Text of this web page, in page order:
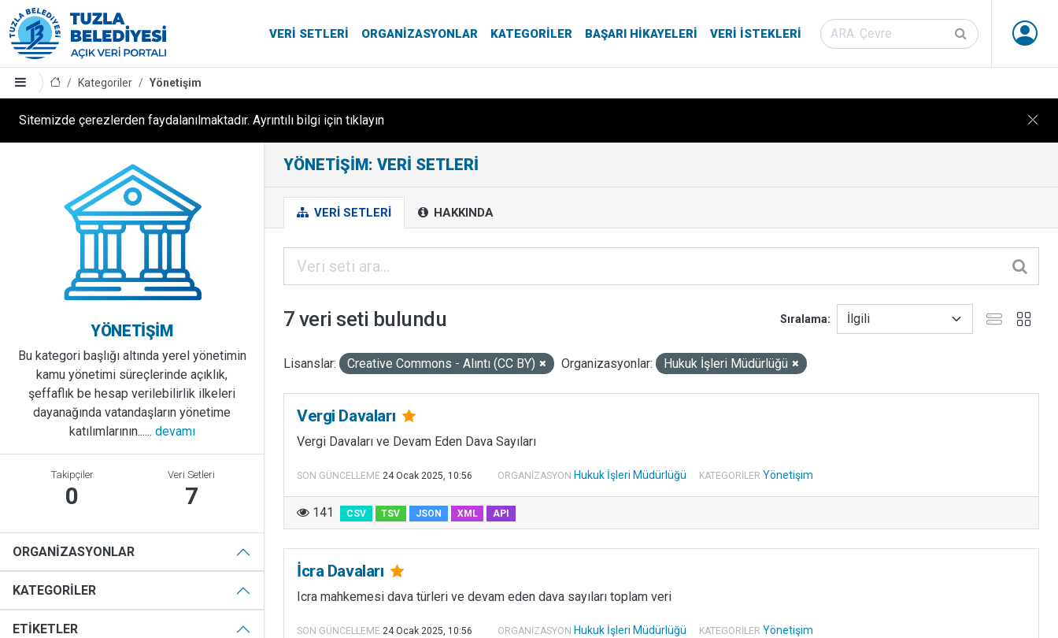
VERI SETLERI ORGANIZASYONLAR KATEGORILER BAŞARI HIKAYELERI VERI İSTEKLERI
Kategoriler Yönetişim
Sitemizde çerezlerden faydalanılmaktadır. Ayrıntılı bilgi için tıklayın
YÖNETIŞIM
Bu kategori başlığı altında yerel yönetimin
kamu yönetimi süreçlerinde açıklık,
şeffaflık be hesap verilebilirlik ilkeleri
dayanağında vatandaşların yönetime
katılımlarının...... devamı
Takipçiler
0
Veri Setleri
7
ORGANIZASYONLAR
KATEGORILER
ETIKETLER
YÖNETIŞIM: VERI SETLERI
VERI SETLERI HAKKINDA
7 veri seti bulundu Sıralama
Lisanslar: Creative Commons - Alıntı (CC BY) Organizasyonlar: Hukuk İşleri Müdürlüğü
Vergi Davaları
Vergi Davaları ve Devam Eden Dava Sayıları
SON GÜNCELLEME 24 Ocak 2025, 10:56 ORGANIZASYON Hukuk İşleri Müdürlüğü KATEGORILER Yönetişim
141 CSV TSV JSON XML API
İcra Davaları
Icra mahkemesi dava türleri ve devam eden dava sayıları toplam veri
SON GÜNCELLEME 24 Ocak 2025, 10:56 ORGANIZASYON Hukuk İşleri Müdürlüğü KATEGORILER Yönetişim